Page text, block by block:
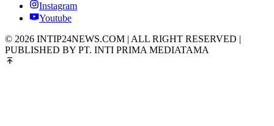
Instagram
Youtube
© 2026 INTIP24NEWS.COM | ALL RIGHT RESERVED |
PUBLISHED BY PT. INTI PRIMA MEDIATAMA